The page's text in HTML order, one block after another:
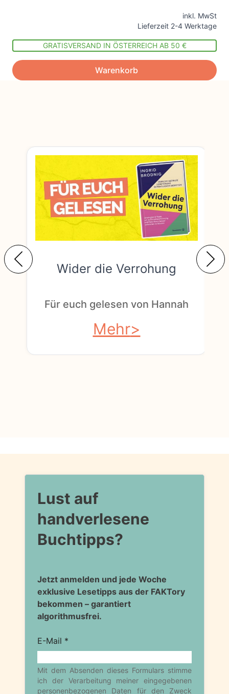
inkl. MwSt
Lieferzeit 2-4 Werktage
GRATISVERSAND IN ÖSTERREICH AB 50 €
Warenkorb
Wider die Verrohung
Für euch gelesen von Hannah
Mehr
Lust auf
handverlesene
Buchtipps?